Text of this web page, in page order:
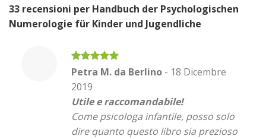
33 recensioni per Handbuch der Psychologischen
Numerologie für Kinder und Jugendliche
Valutato5
Petra M. da Berlino - 18 Dicembre
2019
Utile e raccomandabile!
Come psicologa infantile, posso solo
dire quanto questo libro sia prezioso